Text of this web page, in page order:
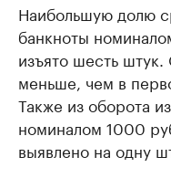
Наибольшую долю
банкноты
изъято шесть
меньше, чем в
Также из оборота
номиналом 1000
выявлено на одну